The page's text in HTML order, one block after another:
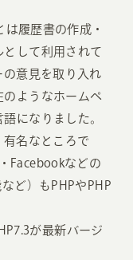
履歴書の作成・
して利用されて
意見を取り入れ
のようなホームペ
になりました。
有名なところで
Facebookなどの
ど）もPHPやPHP
が最新バージ